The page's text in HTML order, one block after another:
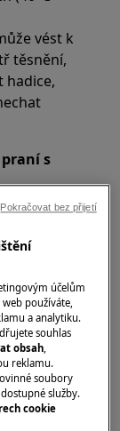
vést k
těsnění,
hadice,
s
účelům
používáte,
a analytiku.
souhlas
obsah
reklamu.
soubory
služby.
cookie
Pokračovat bez přijetí